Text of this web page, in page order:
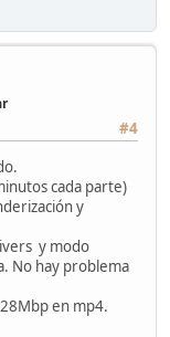
#4
cada parte)
y
y modo
No hay problema
en mp4.